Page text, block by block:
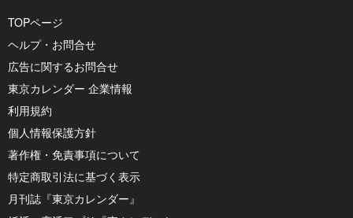
TOPページ
ヘルプ・お問合せ
広告に関するお問合せ
東京カレンダー 企業情報
利用規約
個人情報保護方針
著作権・免責事項について
特定商取引法に基づく表示
月刊誌『東京カレンダー』